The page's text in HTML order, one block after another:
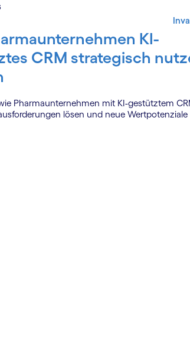
KI-
CRM strategisch
Pharmaunternehmen mit KI-gestütztem
lösen und neue Wertpotenziale